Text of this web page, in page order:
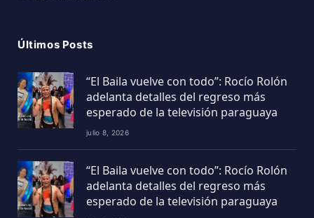
Últimos Posts
“El Baila vuelve con todo”: Rocío Rolón
adelanta detalles del regreso más
esperado de la televisión paraguaya
julio 8, 2026
“El Baila vuelve con todo”: Rocío Rolón
adelanta detalles del regreso más
esperado de la televisión paraguaya